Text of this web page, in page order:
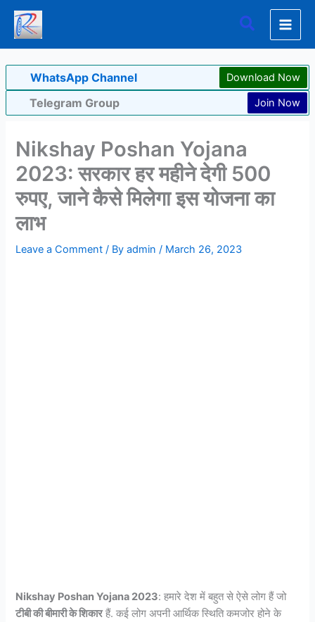
Skip
content
Search
WhatsApp Channel Download Now
Telegram Group Join Now
Nikshay Poshan Yojana
2023: सरकार हर महीने देगी 500
रुपए, जाने कैसे मिलेगा इस योजना का
लाभ
Leave a Comment / Byadmin/ March 26, 2023
Nikshay Poshan Yojana 2023: हमारे देश में बहुत से ऐसे लोग हैं जो
टीबी की बीमारी के शिकारहैं. कई लोग अपनी आर्थिक स्थिति कमजोर होने के